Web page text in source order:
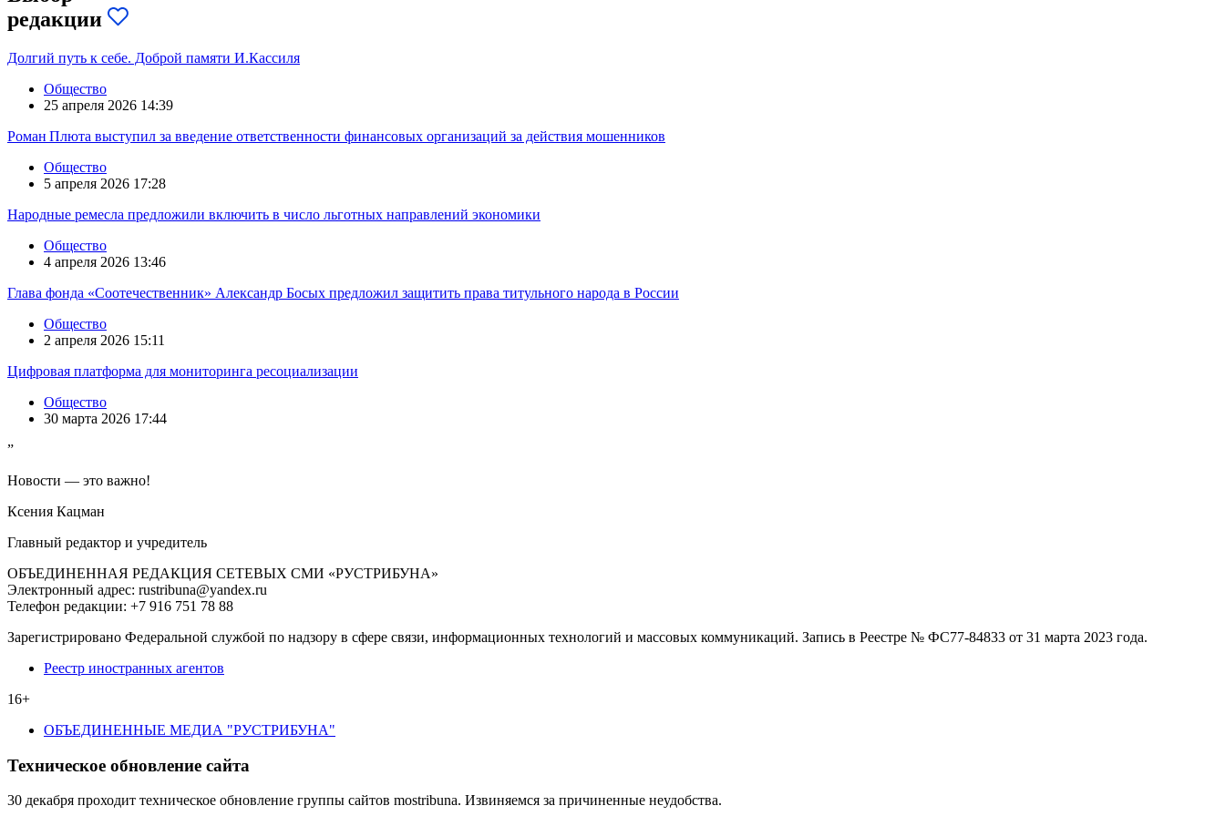
редакции
Долгий путь к себе. Доброй памяти И.Кассиля
Общество
25 апреля 2026 14:39
Роман Плюта выступил за введение ответственности финансовых организаций за действия мошенников
Общество
5 апреля 2026 17:28
Народные ремесла предложили включить в число льготных направлений экономики
Общество
4 апреля 2026 13:46
Глава фонда «Соотечественник» Александр Босых предложил защитить права титульного народа в России
Общество
2 апреля 2026 15:11
Цифровая платформа для мониторинга ресоциализации
Общество
30 марта 2026 17:44
”
Новости — это важно!
Ксения Кацман
Главный редактор и учредитель
ОБЪЕДИНЕННАЯ РЕДАКЦИЯ СЕТЕВЫХ СМИ «РУСТРИБУНА»
Электронный адрес: rustribuna@yandex.ru
Телефон редакции: +7 916 751 78 88
Зарегистрировано Федеральной службой по надзору в сфере связи, информационных технологий и массовых коммуникаций. Запись в Реестре № ФС77-84833 от 31 марта 2023 года.
Реестр иностранных агентов
16+
ОБЪЕДИНЕННЫЕ МЕДИА "РУСТРИБУНА"
Техническое обновление сайта
30 декабря проходит техническое обновление группы сайтов mostribuna. Извиняемся за причиненные неудобства.